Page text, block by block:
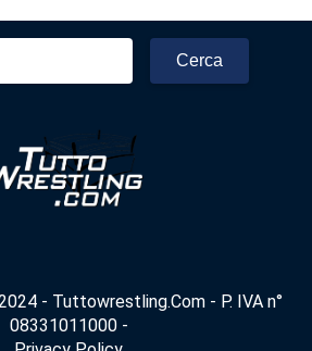
- Tuttowrestling.Com - P. IVA n°
08331011000 -